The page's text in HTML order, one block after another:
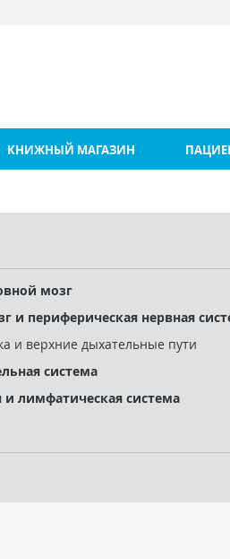
КНИЖНЫЙ МАГАЗИН
мозг
и периферическая нервная
и верхние дыхательные пути
система
и лимфатическая система